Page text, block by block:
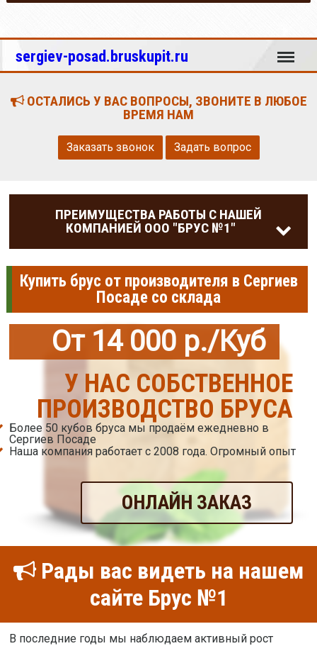
sergiev-posad.bruskupit.ru Меню
ОСТАЛИСЬ У ВАС ВОПРОСЫ, ЗВОНИТЕ В ЛЮБОЕ
ВРЕМЯ НАМ
Заказать звонок Задать вопрос
ПРЕИМУЩЕСТВА РАБОТЫ С НАШЕЙ
КОМПАНИЕЙ ООО "БРУС №1"
Купить брус от производителя в Сергиев
Посаде со склада
От 14 000 р./Куб
У НАС СОБСТВЕННОЕ
ПРОИЗВОДСТВО БРУСА
Более 50 кубов бруса мы продаём ежедневно в
Сергиев Посаде
Наша компания работает с 2008 года. Огромный опыт
ОНЛАЙН ЗАКАЗ
Рады вас видеть на нашем
сайте Брус №1
В последние годы мы наблюдаем активный рост